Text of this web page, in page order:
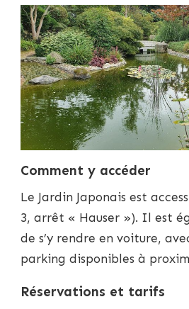
Comment y accéder
Le Jardin Japonais est
3, arrêt « Hauser »). Il est
de s’y rendre en voiture,
parking disponibles à
Réservations et tarifs